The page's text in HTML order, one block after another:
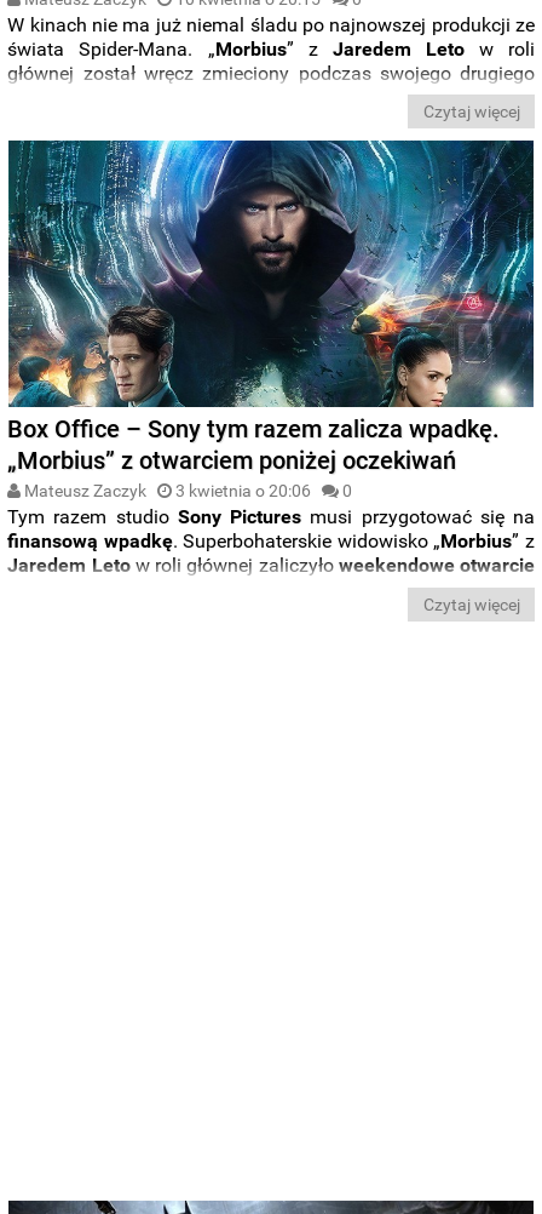
W kinach nie ma już niemal śladu po najnowszej produkcji ze
świata Spider-Mana. „Morbius” z Jaredem Letow roli
głównej został wręcz zmieciony podczas swojego drugiego
Sonic. Szybki jak błyskawica 2”, który z
wyjątkową łatwością przebił nawet najbardziej optymistyczne
prognozy i zgarnąłponad 70 mln dolarówod amerykańskich
widzów. Jak poradziły sobie inne produkcje i ile z
zagranicznych rynków zebrała nowa odsłona serii
„Fantastycznych zwierząt”
?
Czytaj więcej
Box Office – Sony tym razem zalicza wpadkę.
„Morbius” z otwarciem poniżej oczekiwań
Mateusz Zaczyk 3 kwietnia o 20:06 0
Tym razem studio Sony Pictures musi przygotować się na
finansową wpadkę. Superbohaterskie widowisko „Morbius” z
Jaredem Letow roli głównej zaliczyło weekendowe otwarcie
i co najgorsze – z punktu widzenia samej
, co zwiastuje spore
Czytaj więcej